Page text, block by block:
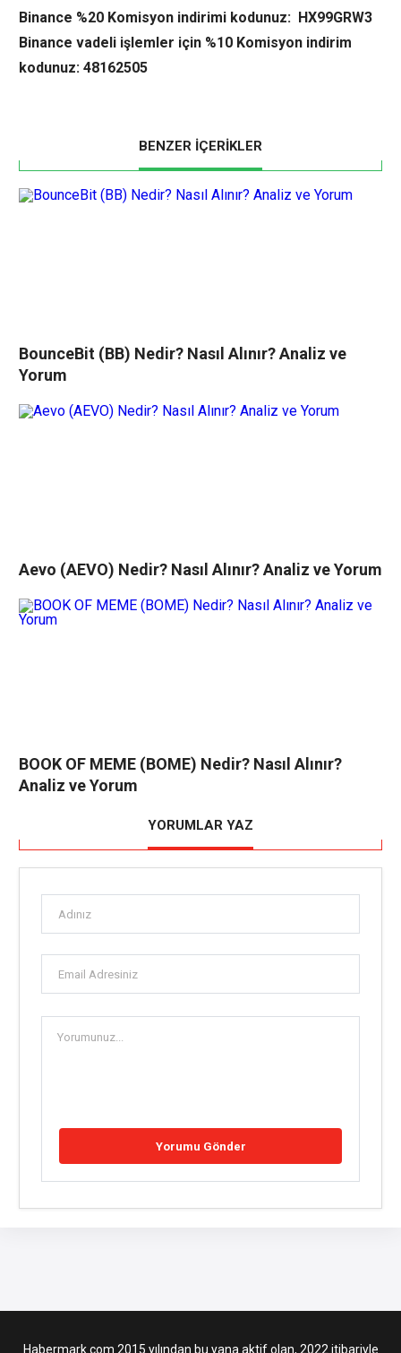
Binance %20 Komisyon indirimi kodunuz: HX99GRW3
Binance vadeli işlemler için %10 Komisyon indirim
kodunuz: 48162505
BENZER İÇERİKLER
BounceBit (BB) Nedir? Nasıl Alınır? Analiz ve
Yorum
Aevo (AEVO) Nedir? Nasıl Alınır? Analiz ve Yorum
BOOK OF MEME (BOME) Nedir? Nasıl Alınır?
Analiz ve Yorum
YORUMLAR YAZ
Habermark.com 2015 yılından bu yana aktif olan, 2022 itibariyle